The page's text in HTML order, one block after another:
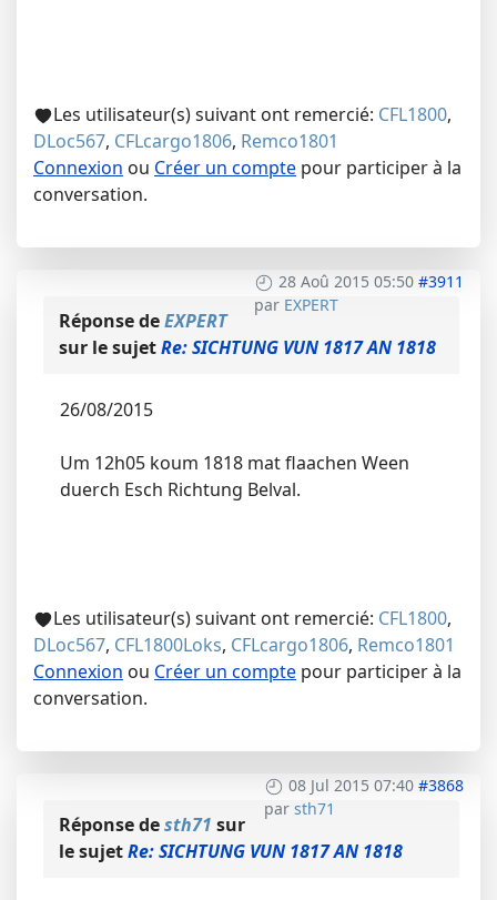
Les utilisateur(s) suivant ont remercié: CFL1800,
DLoc567, CFLcargo1806, Remco1801
Connexion ou Créer un compte pour participer à la
conversation.
28 Aoû 2015 05:50 #3911
par EXPERT
Réponse deEXPERT
sur le sujetRe: SICHTUNG VUN 1817 AN 1818
26/08/2015
Um 12h05 koum 1818 mat flaachen Ween
duerch Esch Richtung Belval.
Les utilisateur(s) suivant ont remercié: CFL1800,
DLoc567, CFL1800Loks, CFLcargo1806, Remco1801
Connexion ou Créer un compte pour participer à la
conversation.
08 Jul 2015 07:40 #3868
par sth71
Réponse desth71 sur
le sujetRe: SICHTUNG VUN 1817 AN 1818